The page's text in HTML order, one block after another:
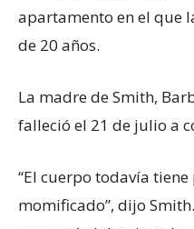
apartamento en el que
de 20 años.
La madre de Smith,
falleció el 21 de julio a
“El cuerpo todavía
momificado”, dijo